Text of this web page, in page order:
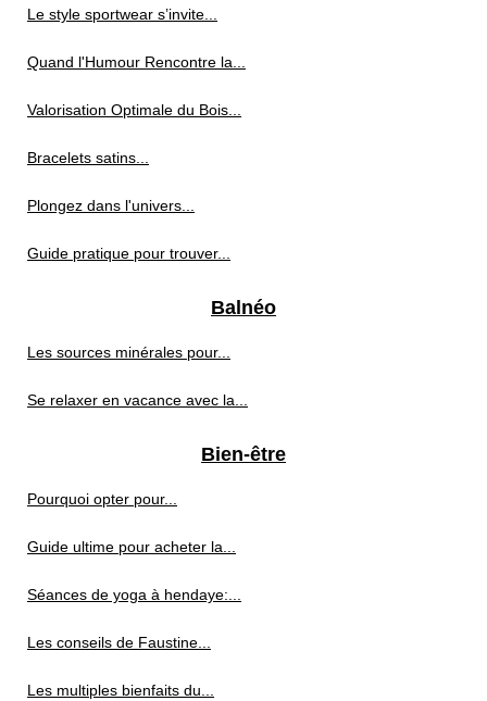
Le style sportwear s’invite...
Quand l'Humour Rencontre la...
Valorisation Optimale du Bois...
Bracelets satins...
Plongez dans l'univers...
Guide pratique pour trouver...
Balnéo
Les sources minérales pour...
Se relaxer en vacance avec la...
Bien-être
Pourquoi opter pour...
Guide ultime pour acheter la...
Séances de yoga à hendaye:...
Les conseils de Faustine...
Les multiples bienfaits du...